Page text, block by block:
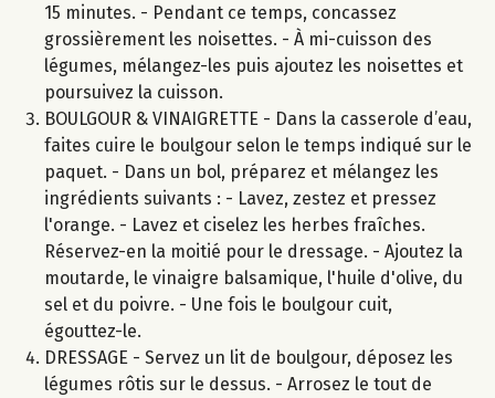
15 minutes. - Pendant ce temps, concassez
grossièrement les noisettes. - À mi-cuisson des
légumes, mélangez-les puis ajoutez les noisettes et
poursuivez la cuisson.
BOULGOUR & VINAIGRETTE - Dans la casserole d’eau,
faites cuire le boulgour selon le temps indiqué sur le
paquet. - Dans un bol, préparez et mélangez les
ingrédients suivants : - Lavez, zestez et pressez
l'orange. - Lavez et ciselez les herbes fraîches.
Réservez-en la moitié pour le dressage. - Ajoutez la
moutarde, le vinaigre balsamique, l'huile d'olive, du
sel et du poivre. - Une fois le boulgour cuit,
égouttez-le.
DRESSAGE - Servez un lit de boulgour, déposez les
légumes rôtis sur le dessus. - Arrosez le tout de